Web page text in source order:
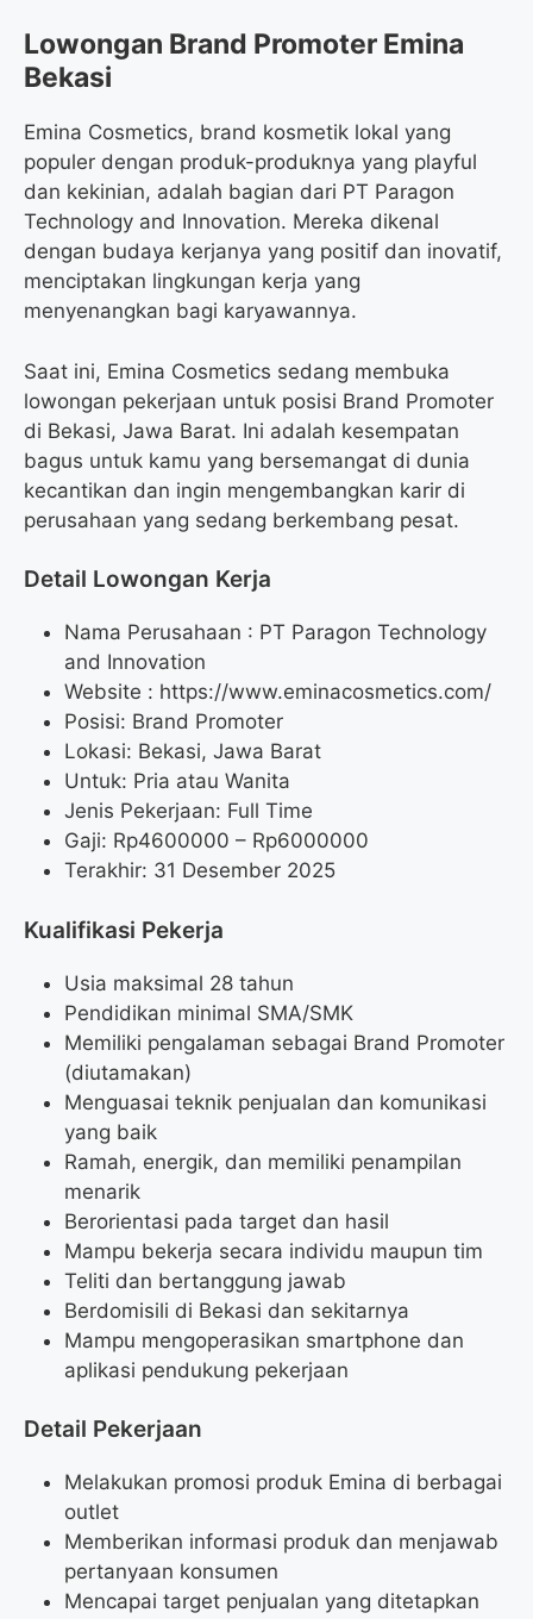
Lowongan Brand Promoter Emina
Bekasi
Emina Cosmetics, brand kosmetik lokal yang
populer dengan produk-produknya yang playful
dan kekinian, adalah bagian dari PT Paragon
Technology and Innovation. Mereka dikenal
dengan budaya kerjanya yang positif dan inovatif,
menciptakan lingkungan kerja yang
menyenangkan bagi karyawannya.
Saat ini, Emina Cosmetics sedang membuka
lowongan pekerjaan untuk posisi Brand Promoter
di Bekasi, Jawa Barat. Ini adalah kesempatan
bagus untuk kamu yang bersemangat di dunia
kecantikan dan ingin mengembangkan karir di
perusahaan yang sedang berkembang pesat.
Detail Lowongan Kerja
Nama Perusahaan : PT Paragon Technology
and Innovation
Website : https://www.eminacosmetics.com/
Posisi: Brand Promoter
Lokasi: Bekasi, Jawa Barat
Untuk: Pria atau Wanita
Jenis Pekerjaan: Full Time
Gaji: Rp4600000 – Rp6000000
Terakhir: 31 Desember 2025
Kualifikasi Pekerja
Usia maksimal 28 tahun
Pendidikan minimal SMA/SMK
Memiliki pengalaman sebagai Brand Promoter
(diutamakan)
Menguasai teknik penjualan dan komunikasi
yang baik
Ramah, energik, dan memiliki penampilan
menarik
Berorientasi pada target dan hasil
Mampu bekerja secara individu maupun tim
Teliti dan bertanggung jawab
Berdomisili di Bekasi dan sekitarnya
Mampu mengoperasikan smartphone dan
aplikasi pendukung pekerjaan
Detail Pekerjaan
Melakukan promosi produk Emina di berbagai
outlet
Memberikan informasi produk dan menjawab
pertanyaan konsumen
Mencapai target penjualan yang ditetapkan